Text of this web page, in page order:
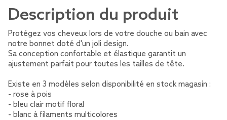
Description du produit
Protégez vos cheveux lors de votre douche ou bain avec
notre bonnet doté d'un joli design.
Sa conception confortable et élastique garantit un
ajustement parfait pour toutes les tailles de tête.
Existe en 3 modèles selon disponibilité en stock magasin :
- rose à pois
- bleu clair motif floral
- blanc à filaments multicolores